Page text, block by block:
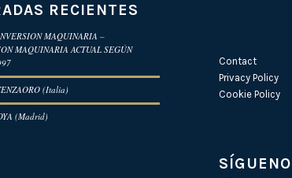
RECIENTES
MAQUINARIA –
MAQUINARIA ACTUAL SEGÚN
(Italia)
(Madrid)
Contact
Privacy Policy
Cookie Policy